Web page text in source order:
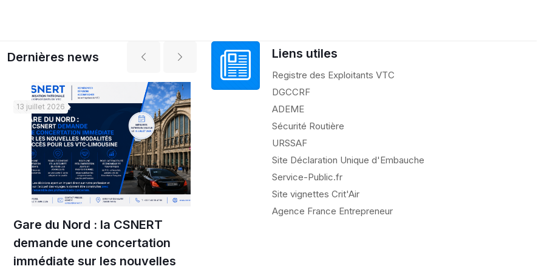
Dernières news
13 juillet 2026
Gare du Nord : la CSNERT
demande une concertation
immédiate sur les nouvelles
Liens utiles
Registre des Exploitants VTC
DGCCRF
ADEME
Sécurité Routière
URSSAF
Site Déclaration Unique d'Embauche
Service-Public.fr
Site vignettes Crit'Air
Agence France Entrepreneur